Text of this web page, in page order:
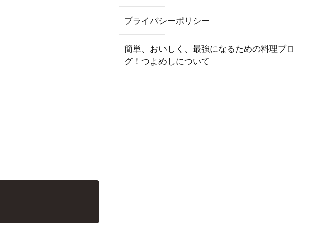
プライバシーポリシー
簡単、おいしく、最強になるための料理ブロ
グ！つよめしについて